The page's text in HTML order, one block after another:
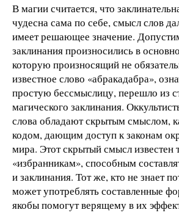
В магии считается, что
чудесна сама по себе, смысл слов
имеет решающее значение.
заклинания произносились в
которую произносящий не
известное слово «абракадабра»,
простую бессмыслицу, перешло из
магического заклинания.
слова обладают скрытым смыслом,
кодом, дающим доступ к законам
мира. Этот скрытый смысл известен
«избранникам», способным
и заклинания. Тот же, кто не знает
может употреблять составленные
якобы помогут верящему в их